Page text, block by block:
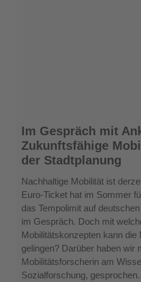
Im
Gespräch
mit
Anke
Borcherding:
Zukunftsfähige
der
Stadtplanung
Im Gespräch mit
Zukunftsfähige
der Stadtplanung
Nachhaltige Mobilität ist
Euro-Ticket hat im Sommer
das Tempolimit auf
im Gespräch. Doch mit
Mobilitätskonzepten kann die
gelingen? Darüber haben wir
Mobilitätsforscherin am
Sozialforschung, gesprochen.